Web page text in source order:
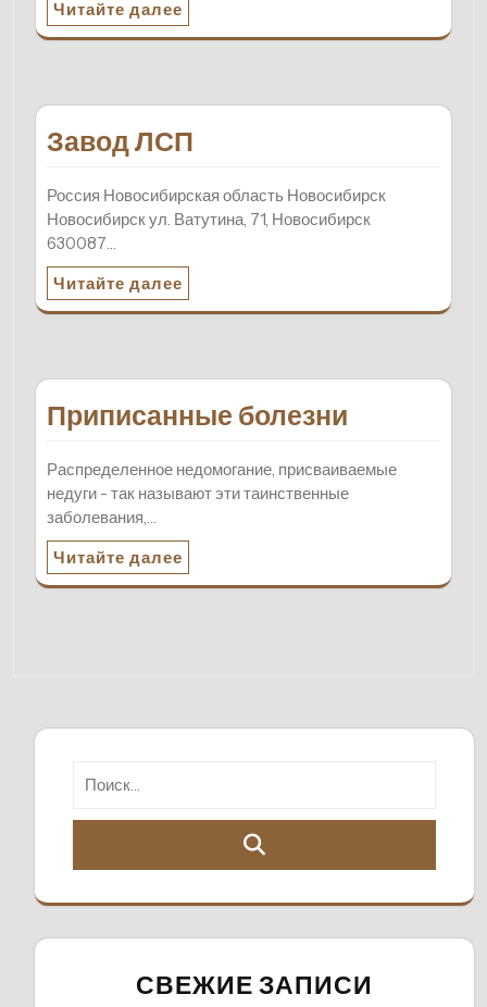
Читайте далее
Завод ЛСП
Россия Новосибирская область Новосибирск
Новосибирск ул. Ватутина, 71, Новосибирск
630087…
Читайте далее
Приписанные болезни
Распределенное недомогание, присваиваемые
недуги - так называют эти таинственные
заболевания,…
Читайте далее
СВЕЖИЕ ЗАПИСИ